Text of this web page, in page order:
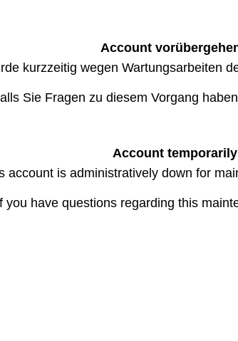
Account
kurzzeitig wegen Wartungsarbeiten
Sie Fragen zu diesem Vorgang
Account
account is administratively down for
you have questions regarding this